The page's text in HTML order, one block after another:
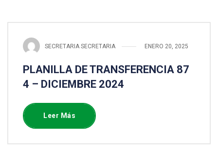
SECRETARIA SECRETARIA ENERO 20, 2025
PLANILLA DE TRANSFERENCIA 87
4 – DICIEMBRE 2024
Leer Más